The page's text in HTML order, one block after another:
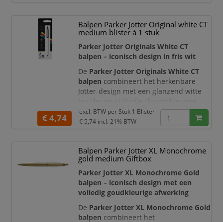
en de kenmerkende pijlvormige Parker-
clip. Hierdoor heeft de balpen een
tijdloze en professionele uitstraling die
past op ie
Balpen Parker Jotter Original white CT
medium blister à 1 stuk
Parker Jotter Originals White CT
balpen – iconisch design in fris wit
De Parker Jotter Originals White CT
balpen combineert het herkenbare
Jotter-design met een glanzend witte
details. De gestroomlijnde vorm,
roestvrijstalen dop en karakteristieke
Met het kenmerkendedruk- en
klikmechanisme
schrijfpunt snel in en u
€ 4,74
excl. BTW per Stuk 1 Blister
€ 5,74 incl. 21% BTW
Balpen Parker Jotter XL Monochrome
gold medium Giftbox
Parker Jotter XL Monochrome Gold
balpen – iconisch design met een
volledig goudkleurige afwerking
De Parker Jotter XL Monochrome Gold
balpen combineert het